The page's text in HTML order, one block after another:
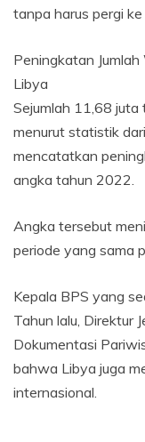
tanpa harus pergi ke
Peningkatan
Libya
Sejumlah 11,68 juta
menurut statistik
mencatatkan
angka tahun 2022.
Angka tersebut
periode yang sama
Kepala BPS yang
Tahun lalu, Direktur
Dokumentasi
bahwa Libya juga
internasional.